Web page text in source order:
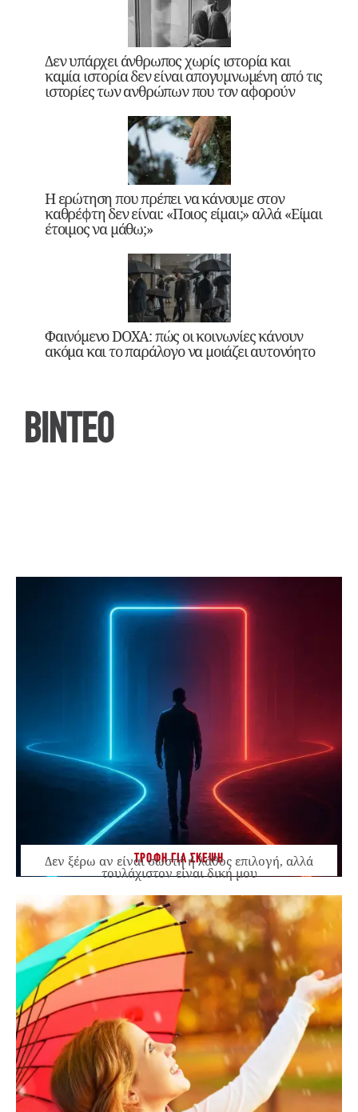
Δεν υπάρχει άνθρωπος χωρίς ιστορία και
καμία ιστορία δεν είναι απογυμνωμένη από τις
ιστορίες των ανθρώπων που τον αφορούν
Η ερώτηση που πρέπει να κάνουμε στον
καθρέφτη δεν είναι: «Ποιος είμαι;» αλλά «Είμαι
έτοιμος να μάθω;»
Φαινόμενο DOXA: πώς οι κοινωνίες κάνουν
ακόμα και το παράλογο να μοιάζει αυτονόητο
ΒΙΝΤΕΟ
ΤΡΟΦΗ ΓΙΑ ΣΚΕΨΗ
Δεν ξέρω αν είναι σωστή ή λάθος επιλογή, αλλά
τουλάχιστον είναι δική μου